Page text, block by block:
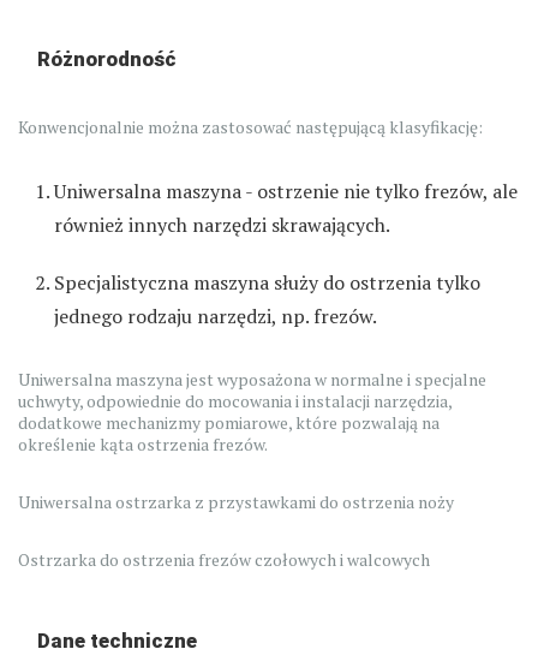
Różnorodność
Konwencjonalnie można zastosować następującą klasyfikację:
Uniwersalna maszyna - ostrzenie nie tylko frezów, ale
również innych narzędzi skrawających.
Specjalistyczna maszyna służy do ostrzenia tylko
jednego rodzaju narzędzi, np. frezów.
Uniwersalna maszyna jest wyposażona w normalne i specjalne
uchwyty, odpowiednie do mocowania i instalacji narzędzia,
dodatkowe mechanizmy pomiarowe, które pozwalają na
określenie kąta ostrzenia frezów.
Uniwersalna ostrzarka z przystawkami do ostrzenia noży
Ostrzarka do ostrzenia frezów czołowych i walcowych
Dane techniczne